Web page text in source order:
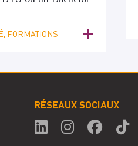
FORMATIONS
RÉSEAUX SOCIAUX